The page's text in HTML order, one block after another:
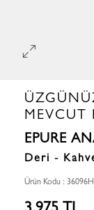
MEVCUT
EPURE
Deri -
Ürün Kodu :